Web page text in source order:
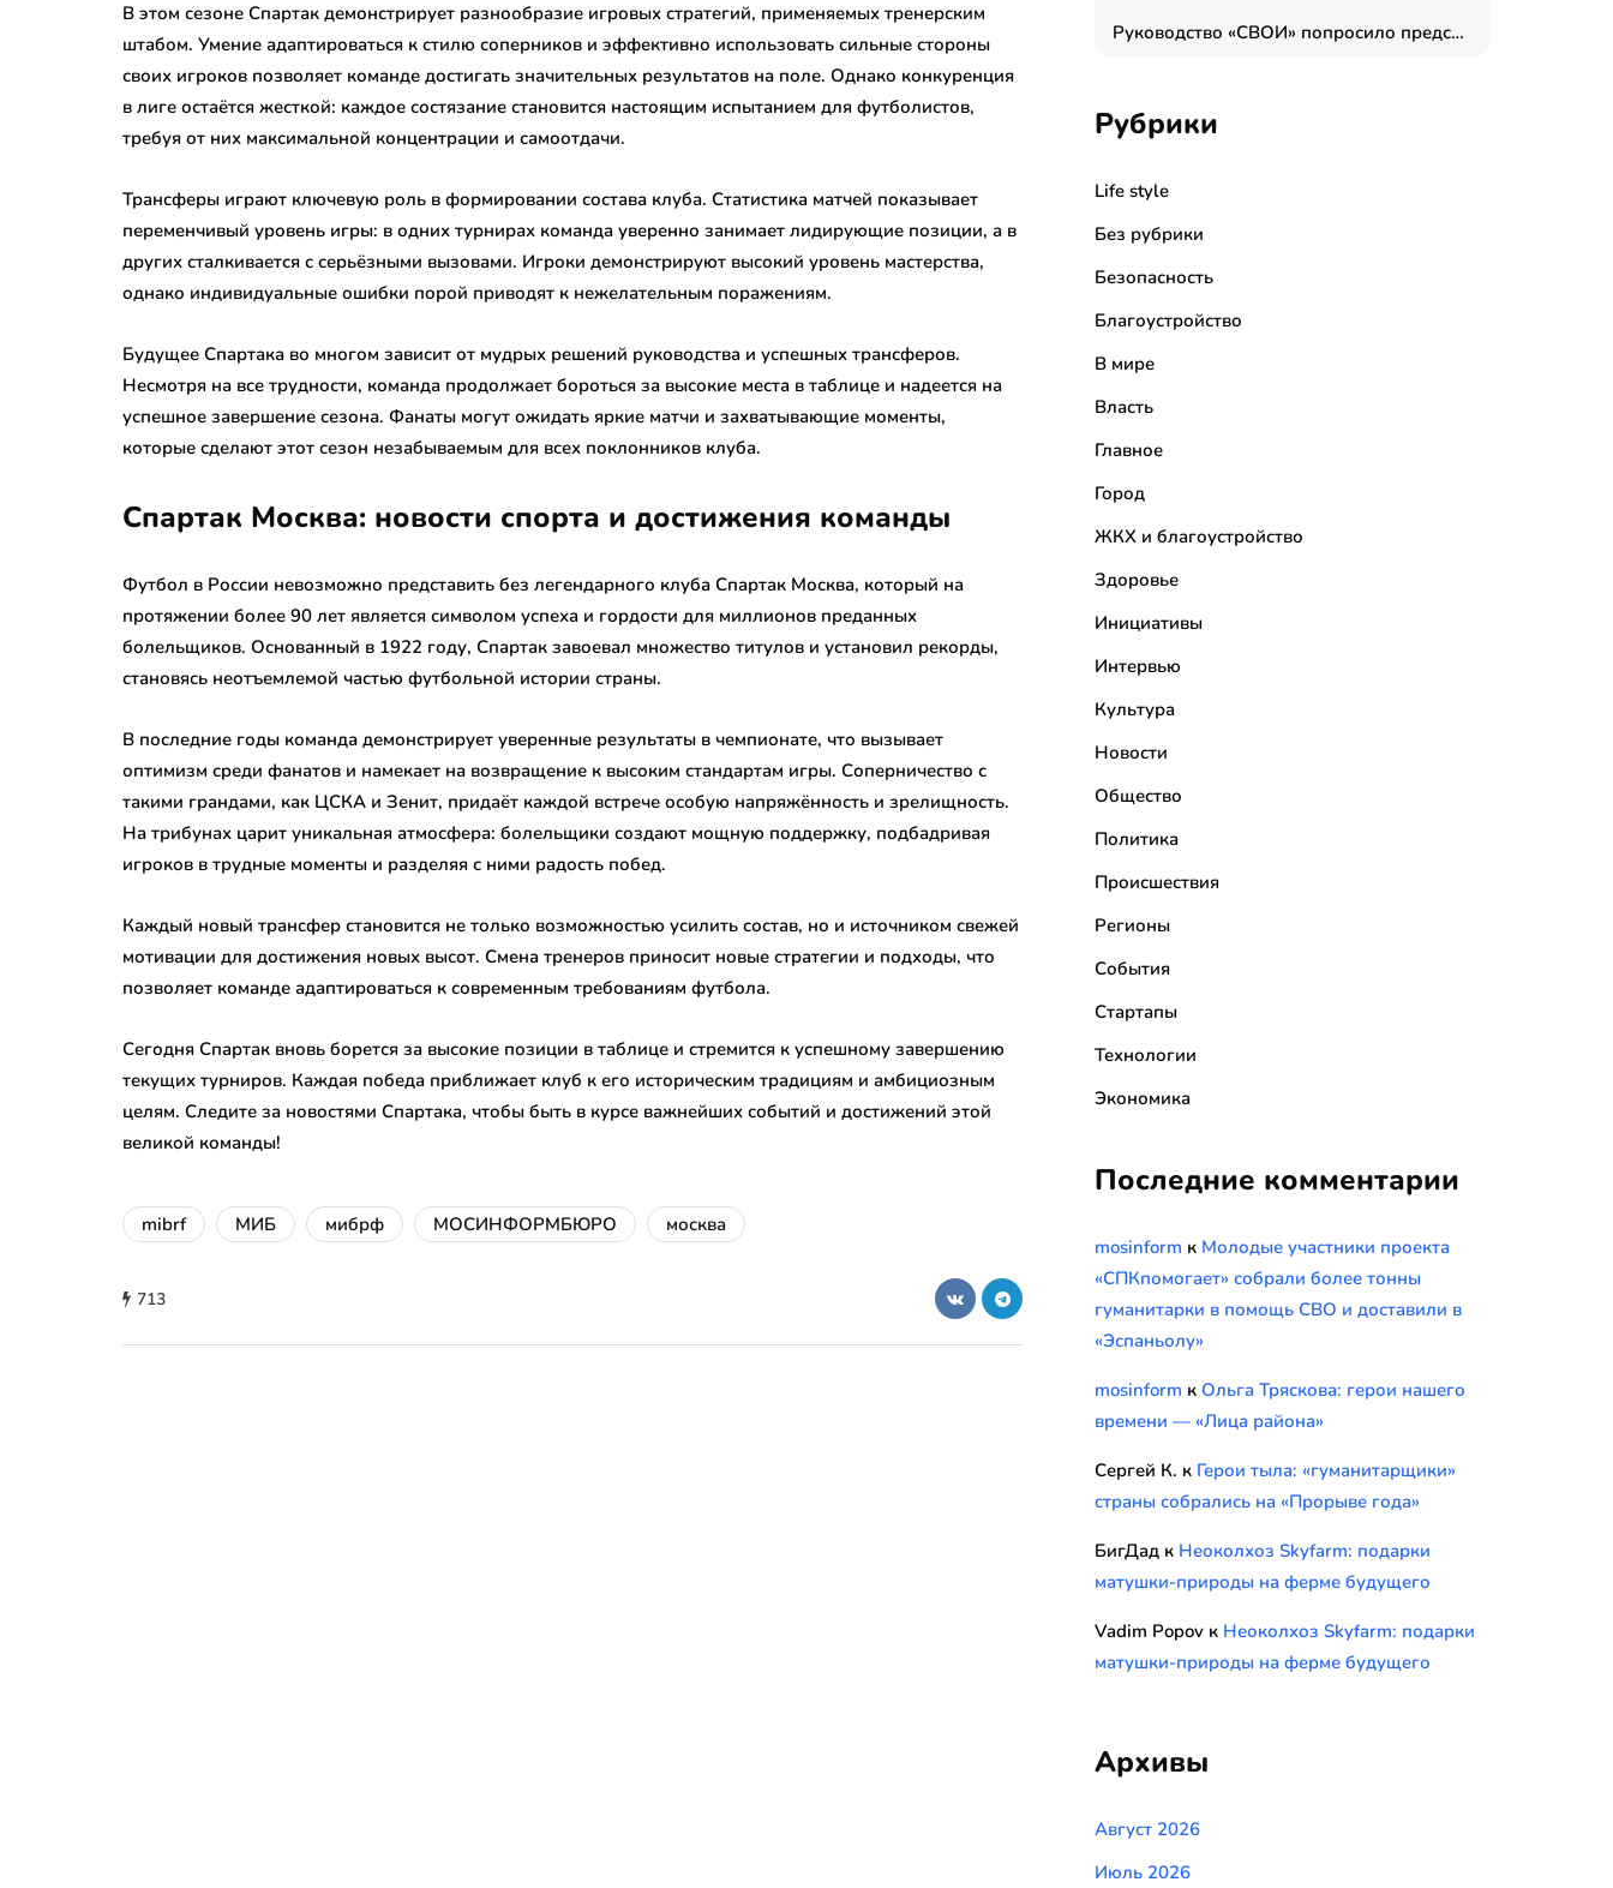
В этом сезоне Спартак демонстрирует разнообразие игровых стратегий, применяемых тренерским
штабом. Умение адаптироваться к стилю соперников и эффективно использовать сильные стороны
своих игроков позволяет команде достигать значительных результатов на поле. Однако конкуренция
в лиге остаётся жесткой: каждое состязание становится настоящим испытанием для футболистов,
требуя от них максимальной концентрации и самоотдачи.
Трансферы играют ключевую роль в формировании состава клуба. Статистика матчей показывает
переменчивый уровень игры: в одних турнирах команда уверенно занимает лидирующие позиции, а в
других сталкивается с серьёзными вызовами. Игроки демонстрируют высокий уровень мастерства,
однако индивидуальные ошибки порой приводят к нежелательным поражениям.
Будущее Спартака во многом зависит от мудрых решений руководства и успешных трансферов.
Несмотря на все трудности, команда продолжает бороться за высокие места в таблице и надеется на
успешное завершение сезона. Фанаты могут ожидать яркие матчи и захватывающие моменты,
которые сделают этот сезон незабываемым для всех поклонников клуба.
Спартак Москва: новости спорта и достижения команды
Футбол в России невозможно представить без легендарного клуба Спартак Москва, который на
протяжении более 90 лет является символом успеха и гордости для миллионов преданных
болельщиков. Основанный в 1922 году, Спартак завоевал множество титулов и установил рекорды,
становясь неотъемлемой частью футбольной истории страны.
В последние годы команда демонстрирует уверенные результаты в чемпионате, что вызывает
оптимизм среди фанатов и намекает на возвращение к высоким стандартам игры. Соперничество с
такими грандами, как ЦСКА и Зенит, придаёт каждой встрече особую напряжённость и зрелищность.
На трибунах царит уникальная атмосфера: болельщики создают мощную поддержку, подбадривая
игроков в трудные моменты и разделяя с ними радость побед.
Каждый новый трансфер становится не только возможностью усилить состав, но и источником свежей
мотивации для достижения новых высот. Смена тренеров приносит новые стратегии и подходы, что
позволяет команде адаптироваться к современным требованиям футбола.
Сегодня Спартак вновь борется за высокие позиции в таблице и стремится к успешному завершению
текущих турниров. Каждая победа приближает клуб к его историческим традициям и амбициозным
целям. Следите за новостями Спартака, чтобы быть в курсе важнейших событий и достижений этой
великой команды!
mibrf МИБ мибрф МОСИНФОРМБЮРО москва
713
Руководство «СВОИ» попросило председателя СКР дать правовую оценку обысков в тыловом штабе
Рубрики
Life style
Без рубрики
Безопасность
Благоустройство
В мире
Власть
Главное
Город
ЖКХ и благоустройство
Здоровье
Инициативы
Интервью
Культура
Новости
Общество
Политика
Происшествия
Регионы
События
Стартапы
Технологии
Экономика
Последние комментарии
mosinform к Молодые участники проекта
«СПКпомогает» собрали более тонны
гуманитарки в помощь СВО и доставили в
«Эспаньолу»
mosinform к Ольга Тряскова: герои нашего
времени — «Лица района»
Сергей К. к Герои тыла: «гуманитарщики»
страны собрались на «Прорыве года»
БигДад к Неоколхоз Skyfarm: подарки
матушки-природы на ферме будущего
Vadim Popov к Неоколхоз Skyfarm: подарки
матушки-природы на ферме будущего
Архивы
Август 2026
Июль 2026